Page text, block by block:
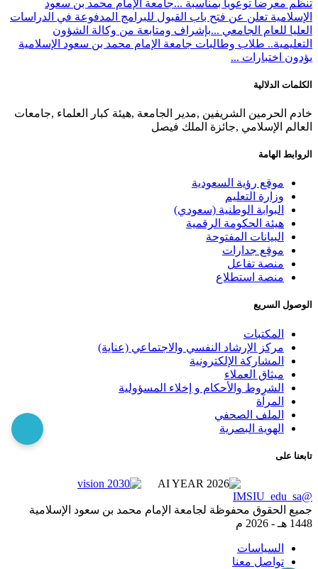
تنظم معرضا توعويا بمناسبة ...جامعة الإمام محمد بن سعود
الإسلامية تعلن عن فتح باب القبول للبرامج المدفوعة في الدراسات
العليا للعام الجامعي ...بإشراف ومتابعة من وكالة الشؤون
التعليمية.. طلاب وطالبات جامعة الإمام محمد بن سعود الإسلامية
يؤدون اختبارات ...
الكلمات الدلالية
خادم الحرمين الشريفين ,مدير الجامعة ,هيئة كبار العلماء ,جامعات
العالم الإسلامي ,جائزة الملك فيصل
الروابط الهامة
موقع رؤية السعودية
وزارة التعليم
البوابة الوطنية (سعودي)
هيئة الحكومة الرقمية
البيانات المفتوحة
موقع جدارات
منصة تفاعل
منصة استطلاع
الوصول السريع
المكتبات
مركز الإرشاد النفسي والاجتماعي (عناية)
المشاركة الإلكترونية
ميثاق العملاء
الشروط والأحكام و إخلاء المسؤولية
المرآة
الملف الصحفي
الهوية البصرية
تابعنا على
@IMSIU_edu_sa
جميع الحقوق محفوظة لجامعة الإمام محمد بن سعود الإسلامية
1448 هـ -
2026 م
السياسات
تواصل معنا